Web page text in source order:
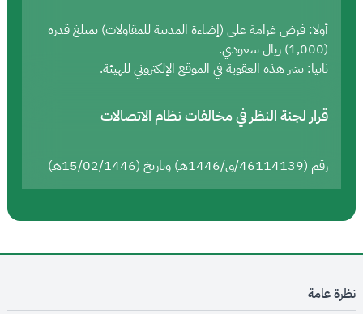
أولا: فرض غرامة على (إضاءة المدينة للمقاولات) بمبلغ قدره
(1,000) ريال سعودي.
ثانيا: نشر هذه العقوبة في الموقع الإلكتروني للهيئة.
قرار لجنة النظر في مخالفات نظام الاتصالات
رقم (46114139/ق/1446هـ) وتاريخ (15/02/1446هـ)
نظرة عامة